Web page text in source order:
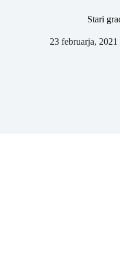
Stari
23 februarja, 2021